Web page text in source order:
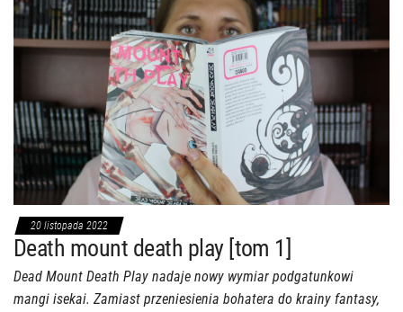
20 listopada 2022
Death mount death play [tom 1]
Dead Mount Death Play nadaje nowy wymiar podgatunkowi
mangi isekai. Zamiast przeniesienia bohatera do krainy fantasy,